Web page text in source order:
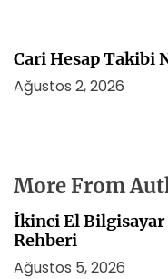
Cari Hesap Takibi
Ağustos 2, 2026
More From
İkinci El Bilgisayar
Rehberi
Ağustos 5, 2026